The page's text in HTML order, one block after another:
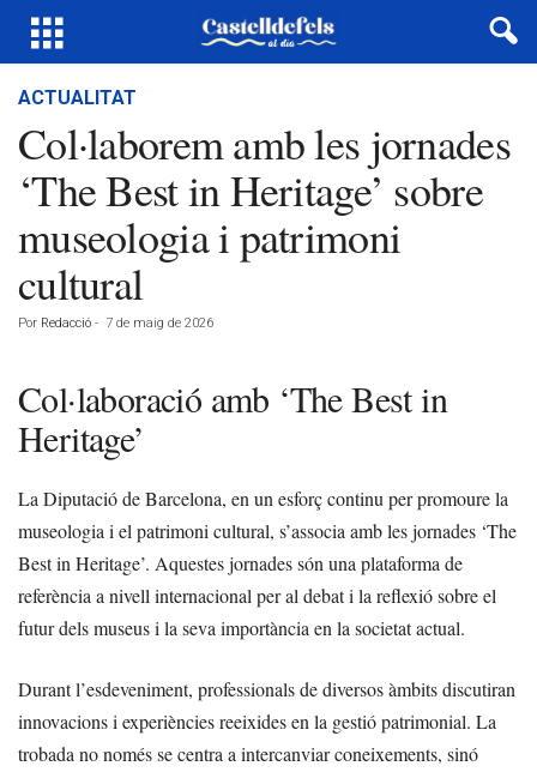
ACTUALITAT
Col·laborem amb les jornades
‘The Best in Heritage’ sobre
museologia i patrimoni
cultural
Por Redacció - 7 de maig de 2026
Col·laboració amb ‘The Best in
Heritage’
La Diputació de Barcelona, en un esforç continu per promoure la
museologia i el patrimoni cultural, s’associa amb les jornades ‘The
Best in Heritage’. Aquestes jornades són una plataforma de
referència a nivell internacional per al debat i la reflexió sobre el
futur dels museus i la seva importància en la societat actual.
Durant l’esdeveniment, professionals de diversos àmbits discutiran
innovacions i experiències reeixides en la gestió patrimonial. La
trobada no només se centra a intercanviar coneixements, sinó